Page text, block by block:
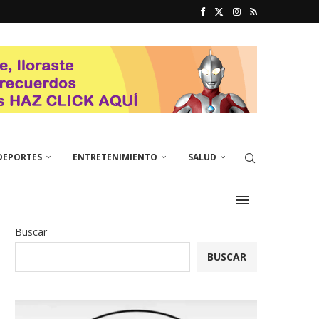
ENTRETENIMIENTO SALUD
Buscar
BUSCAR